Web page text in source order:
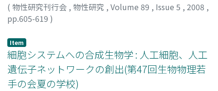
( 物性研究刊行会 , 物性研究 , Volume 89 , Issue 5 , 2008 ,
pp.605-619 )
Item
細胞システムへの合成生物学 : 人工細胞、人工
遺伝子ネットワークの創出(第47回生物物理若
手の会夏の学校)